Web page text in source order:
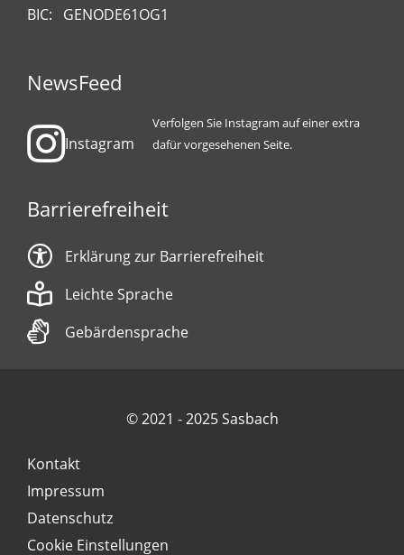
BIC: GENODE61OG1
NewsFeed
Instagram
Verfolgen Sie Instagram auf einer extra
dafür vorgesehenen Seite.
Barrierefreiheit
Erklärung zur Barrierefreiheit
Leichte Sprache
Gebärdensprache
© 2021 - 2025 Sasbach
Kontakt
Impressum
Datenschutz
Cookie Einstellungen